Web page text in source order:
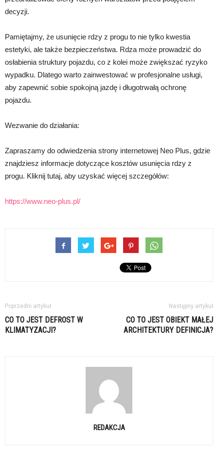
decyzji.
Pamiętajmy, że usunięcie rdzy z progu to nie tylko kwestia
estetyki, ale także bezpieczeństwa. Rdza może prowadzić do
osłabienia struktury pojazdu, co z kolei może zwiększać ryzyko
wypadku. Dlatego warto zainwestować w profesjonalne usługi,
aby zapewnić sobie spokojną jazdę i długotrwałą ochronę
pojazdu.
Wezwanie do działania:
Zapraszamy do odwiedzenia strony internetowej Neo Plus, gdzie
znajdziesz informacje dotyczące kosztów usunięcia rdzy z
progu. Kliknij tutaj, aby uzyskać więcej szczegółów:
https://www.neo-plus.pl/
Poprzedni artykuł
CO TO JEST DEFROST W
KLIMATYZACJI?
Następny artykuł
CO TO JEST OBIEKT MAŁEJ
ARCHITEKTURY DEFINICJA?
REDAKCJA